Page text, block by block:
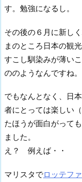
す。勉強になるし。
その後の６月に新し
まのところ日本の観
すこし馴染みが薄い
ののようなんですね。
でもなんとなく、日
者にとっては楽しい
たほうが面白がって
ました。
え？ 例えば・
マリスタでロッテフ